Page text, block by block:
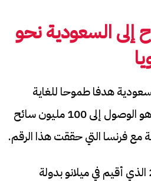
إلى السعودية نحو
هدفا طموحا للغاية
بالنسبة لقطاع السياحة وهو الوصول إلى 100 مليون سائح
مع فرنسا التي حققت هذا الرقم.
وكان معرض إكسبو 2015 الذي أقيم في ميلانو بدولة